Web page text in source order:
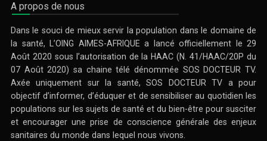
A propos de nous
Dans le souci de mieux servir la population dans le domaine de
la santé, L’OING AIMES-AFRIQUE a lancé officiellement le 29
Août 2020 sous l’autorisation de la HAAC (N. 41/HAAC/20P du
07 Août 2020) sa chaine télé dénommée SOS DOCTEUR TV.
Axée uniquement sur la santé, SOS DOCTEUR TV a pour
objectif d’informer, d’éduquer et de sensibiliser au quotidien les
populations sur les sujets de santé et du bien-être pour susciter
et encourager une prise de conscience générale des enjeux
sanitaires du monde dans lequel nous vivons.